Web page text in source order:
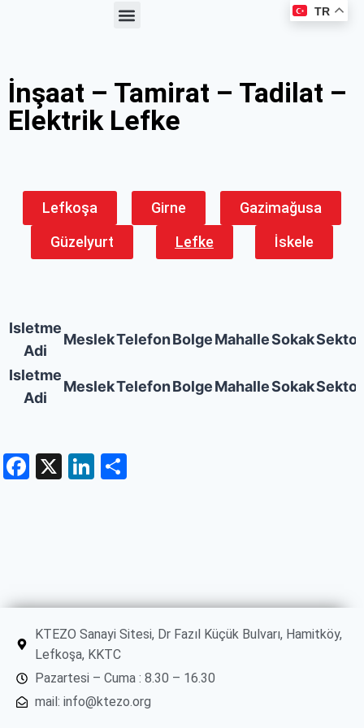
İnşaat – Tamirat – Tadilat –
Elektrik Lefke
Lefkoşa Girne
Gazimağusa
Güzelyurt
Lefke İskele
Isletme
Adi
MeslekTelefonBolgeMahalleSokakSektor
Isletme
Adi
MeslekTelefonBolgeMahalleSokakSektor
Facebook
X LinkedIn
KTEZO Sanayi Sitesi, Dr Fazıl Küçük Bulvarı, Hamitköy,
Lefkoşa, KKTC
Pazartesi – Cuma : 8.30 – 16.30
mail: info@ktezo.org
TR